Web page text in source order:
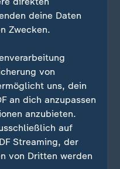
meteorologische
stellt sich zum
nicht
genau heißt,
heißt das
jetzt die
deine Daten
Zwecken.
von
uns, dein
an dich anzupassen
anzubieten.
auf
Streaming, der
von Dritten werden